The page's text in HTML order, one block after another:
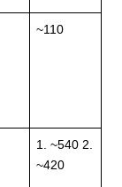
~110
1. ~540 2.
~420